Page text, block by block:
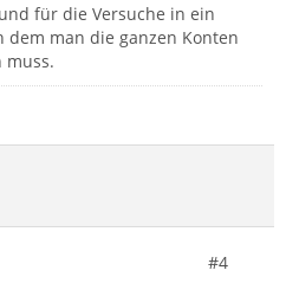
für die Versuche in ein
dem man die ganzen Konten
#4